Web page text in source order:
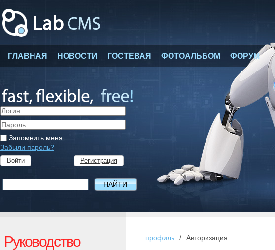
ГЛАВНАЯ НОВОСТИ ГОСТЕВАЯ ФОТОАЛЬБОМ ФОРУМ
Запомнить меня
Забыли пароль?
Регистрация
Войти
Руководство профиль Авторизация